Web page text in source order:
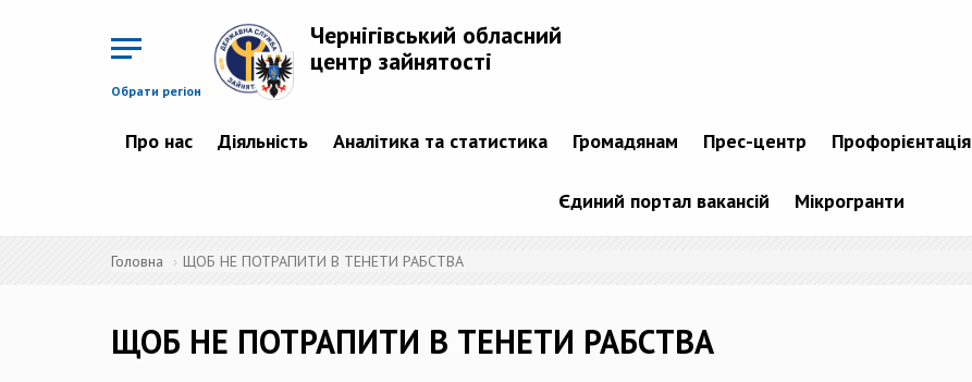
Обрати регіон
Чернігівський обласний
центр зайнятості
Про нас Діяльність Аналітика та статистика Громадянам Прес-центр Профорієнтація
Єдиний портал вакансій Мікрогранти
Головна ЩОБ НЕ ПОТРАПИТИ В ТЕНЕТИ РАБСТВА
ЩОБ НЕ ПОТРАПИТИ В ТЕНЕТИ РАБСТВА